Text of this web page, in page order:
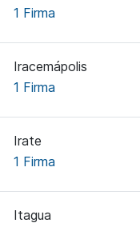
1 Firma
Iracemápolis
1 Firma
Irate
1 Firma
Itagua